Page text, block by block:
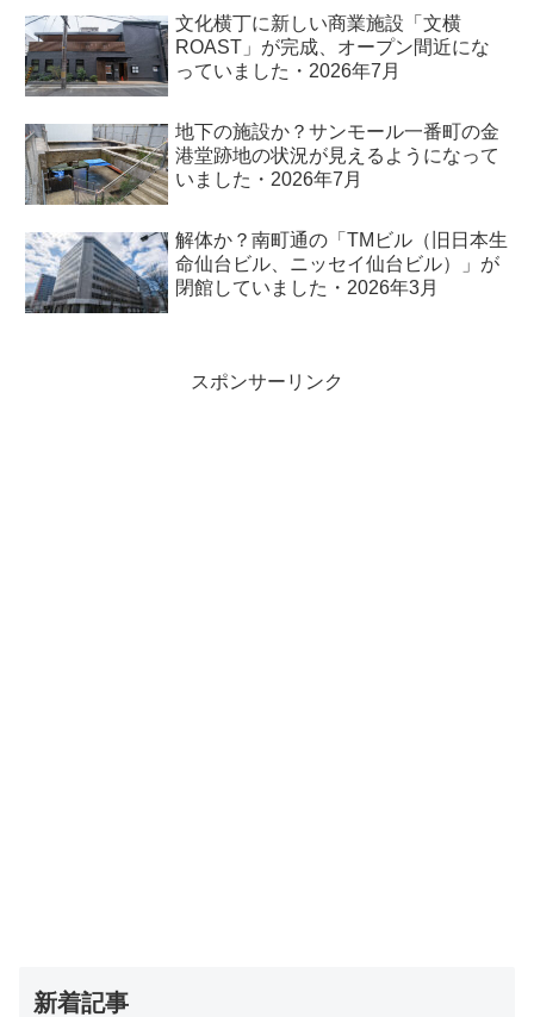
文化横丁に新しい商業施設「文横
ROAST」が完成、オープン間近にな
っていました・2026年7月
地下の施設か？サンモール一番町の金
港堂跡地の状況が見えるようになって
いました・2026年7月
解体か？南町通の「TMビル（旧日本生
命仙台ビル、ニッセイ仙台ビル）」が
閉館していました・2026年3月
スポンサーリンク
新着記事